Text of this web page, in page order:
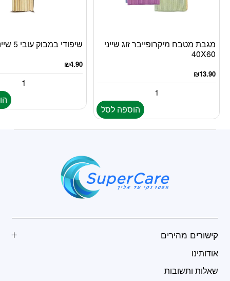
מגבת מטבח מיקרופייבר זוג שייני
40X60
₪13.90
הוספה לסל
שיפודי במבוק עובי 5 שייני 50 יח’
₪4.90
קישורים מהירים
אודותינו
שאלות ותשובות